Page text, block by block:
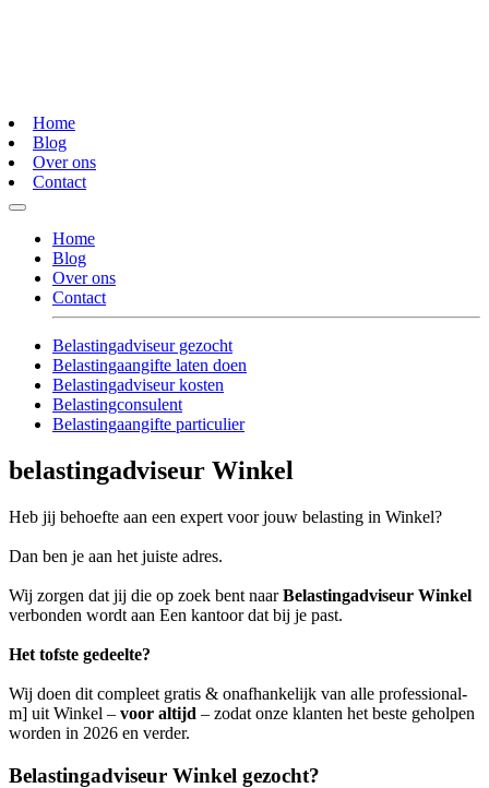
Home
Blog
Over ons
Contact
Home
Blog
Over ons
Contact
Belastingadviseur gezocht
Belastingaangifte laten doen
Belastingadviseur kosten
Belastingconsulent
Belastingaangifte particulier
belastingadviseur Winkel
Heb jij behoefte aan een expert voor jouw belasting in Winkel?
Dan ben je aan het juiste adres.
Wij zorgen dat jij die op zoek bent naarBelastingadviseur Winkel
verbonden wordt aan Een kantoor dat bij je past.
Het tofste gedeelte?
Wij doen dit compleet gratis & onafhankelijk van alle professional-
m] uit Winkel – voor altijd – zodat onze klanten het beste geholpen
worden in 2026 en verder.
Belastingadviseur Winkel gezocht?